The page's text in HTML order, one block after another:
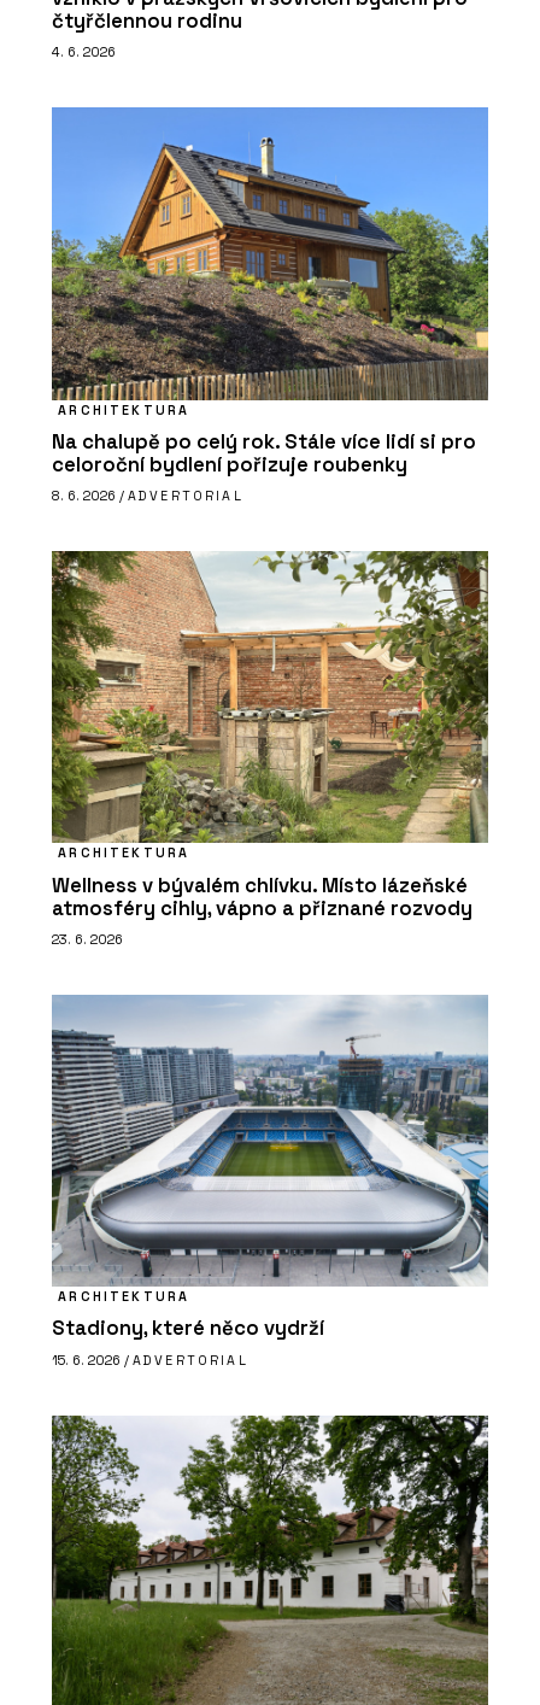
čtyřčlennou rodinu
4. 6. 2026
ARCHITEKTURA
Na chalupě po celý rok. Stále více lidí si pro
celoroční bydlení pořizuje roubenky
8. 6. 2026 / ADVERTORIAL
ARCHITEKTURA
Wellness v bývalém chlívku. Místo lázeňské
atmosféry cihly, vápno a přiznané rozvody
23. 6. 2026
ARCHITEKTURA
Stadiony, které něco vydrží
15. 6. 2026 / ADVERTORIAL